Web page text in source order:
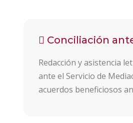
Conciliación
Redacción y asistencia
ante el Servicio de
acuerdos beneficiosos